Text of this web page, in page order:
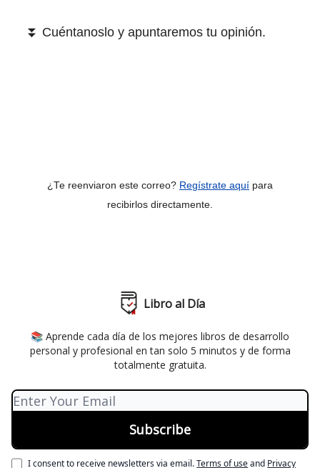
⏬ Cuéntanoslo y apuntaremos tu opinión.
¿Te reenviaron este correo? Regístrate aquí para
recibirlos directamente.
Libro al Día
📚 Aprende cada día de los mejores libros de desarrollo
personal y profesional en tan solo 5 minutos y de forma
totalmente gratuita.
I consent to receive newsletters via email.Terms of useand Privacy